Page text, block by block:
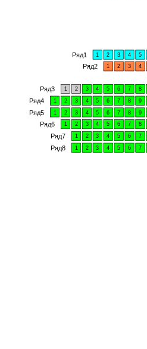
Ряд1
Ряд2
Ряд3
Ряд4
Ряд5
Ряд6
Ряд7
Ряд8
1 2 3 4 5
1 2 3 4
1 2 3 4 5 6 7 8
1 2 3 4 5 6 7 8 9
1 2 3 4 5 6 7 8 9
1 2 3 4 5 6 7 8
1 2 3 4 5 6 7
1
2 3 4 5 6 7